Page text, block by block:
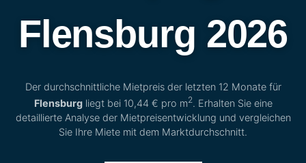
Flensburg 2026
Der durchschnittliche Mietpreis der letzten 12 Monate für
Flensburgliegt bei 10,44 € pro m2. Erhalten Sie eine
detaillierte Analyse der Mietpreisentwicklung und vergleichen
Sie Ihre Miete mit dem Marktdurchschnitt.